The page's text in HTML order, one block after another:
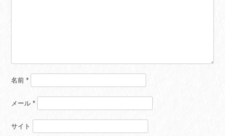
名前*
メール*
サイト